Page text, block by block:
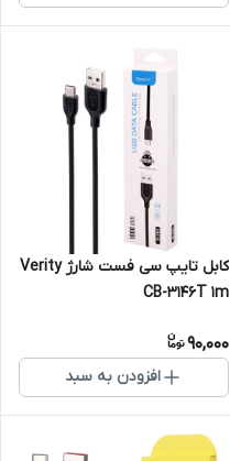
کابل تایپ سی فست شارژ Verity
CB-3146T 1m
90,000
افزودن به سبد